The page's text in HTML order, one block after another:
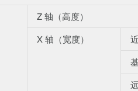
Z 轴（高度）
X 轴（宽度）
近